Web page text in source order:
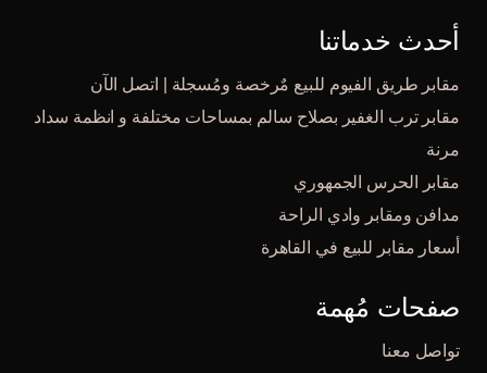
أحدث خدماتنا
مقابر طريق الفيوم للبيع مٌرخصة ومُسجلة | اتصل الآن
مقابر ترب الغفير بصلاح سالم بمساحات مختلفة و انظمة سداد
مرنة
مقابر الحرس الجمهوري
مدافن ومقابر وادي الراحة
أسعار مقابر للبيع في القاهرة
صفحات مُهمة
تواصل معنا